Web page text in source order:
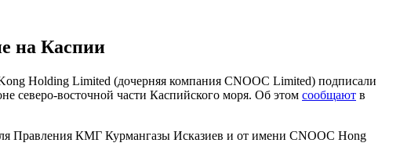
на Каспии
Holding Limited (дочерняя компания CNOOC Limited) подписали
северо-восточной части Каспийского моря. Об этом сообщают в
Правления КМГ Курмангазы Исказиев и от имени CNOOC Hong